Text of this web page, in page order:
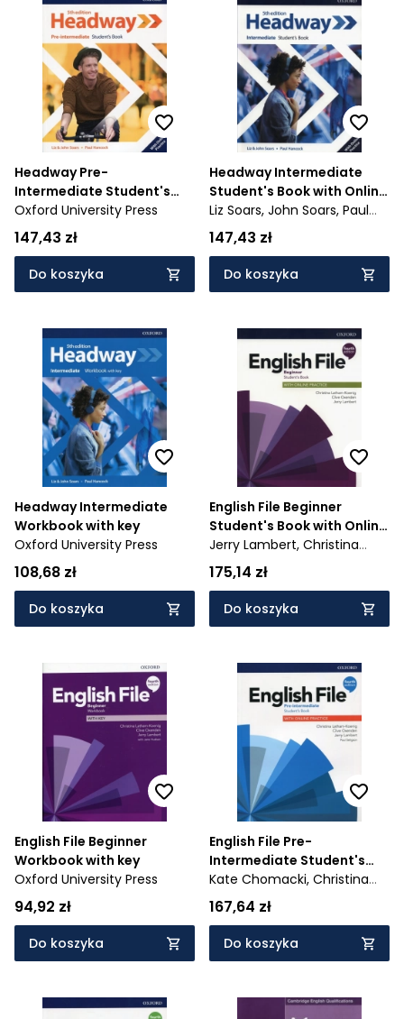
Headway Pre-
Intermediate Student's
Book with Online Practice
Oxford University Press
147,43 zł
Do koszyka
Headway Intermediate
Student's Book with Online
Practice
Liz Soars, John Soars, Paul
Hancock
147,43 zł
Do koszyka
Headway Intermediate
Workbook with key
Oxford University Press
108,68 zł
Do koszyka
English File Beginner
Student's Book with Online
Practice
Jerry Lambert, Christina
Latham-Koenig,
Oxenden
175,14 zł
Do koszyka
English File Beginner
Workbook with key
Oxford University Press
94,92 zł
Do koszyka
English File Pre-
Intermediate Student's
Book with Online Practice
Kate Chomacki, Christina
Latham-Koenig,
Oxenden
167,64 zł
Do koszyka